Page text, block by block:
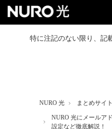
マンション向けプラン
特に注記のない限り、記
NURO 光 まとめサイト
NURO 光にメールア
設定など徹底解説！